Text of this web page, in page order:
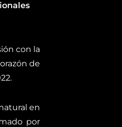
con la
de
en
por